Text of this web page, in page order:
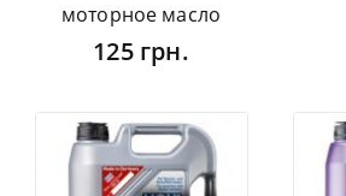
моторное масло
125 грн.